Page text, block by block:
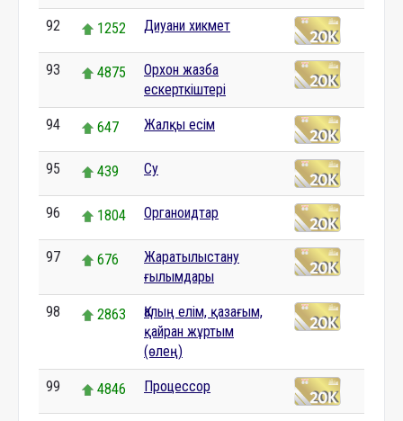
92 1252 Диуани хикмет
93 4875
Орхон жазба
ескерткіштері
94 647 Жалқы есім
95 439 Су
96 1804 Органоидтар
97 676
Жаратылыстану
ғылымдары
98 2863
Қалың елім, қазағым,
қайран жұртым
(өлең)
99 4846 Процессор